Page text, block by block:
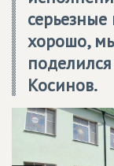
хорошо,
Косинов.